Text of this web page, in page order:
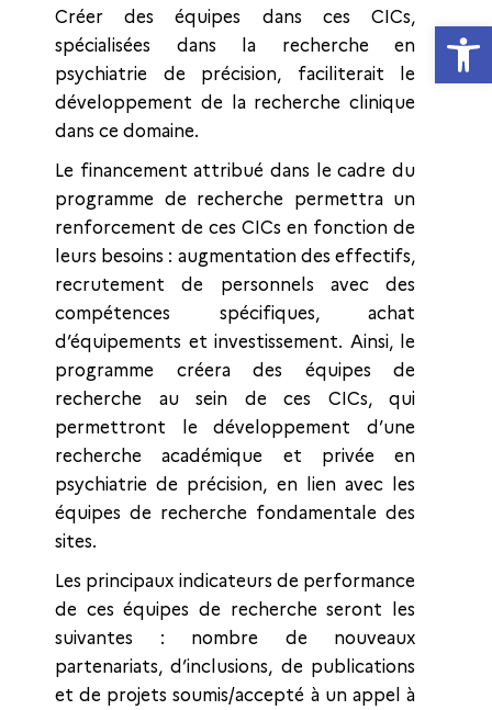
Ouvrir
Créer des équipes dans ces CICs,
spécialisées dans la recherche en
psychiatrie de précision, faciliterait le
développement de la recherche clinique
dans ce domaine.
Le financement attribué dans le cadre du
programme de recherche permettra un
renforcement de ces CICs en fonction de
leurs besoins : augmentation des effectifs,
recrutement de personnels avec des
compétences spécifiques, achat
d’équipements et investissement. Ainsi, le
programme créera des équipes de
recherche au sein de ces CICs, qui
permettront le développement d’une
recherche académique et privée en
psychiatrie de précision, en lien avec les
équipes de recherche fondamentale des
sites.
Les principaux indicateurs de performance
de ces équipes de recherche seront les
suivantes : nombre de nouveaux
partenariats, d’inclusions, de publications
et de projets soumis/accepté à un appel à